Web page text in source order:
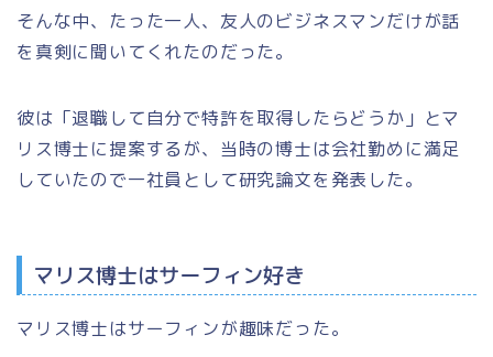
そんな中、たった一人、友人のビジネスマンだけが話
を真剣に聞いてくれたのだった。
彼は「退職して自分で特許を取得したらどうか」とマ
リス博士に提案するが、当時の博士は会社勤めに満足
していたので一社員として研究論文を発表した。
マリス博士はサーフィン好き
マリス博士はサーフィンが趣味だった。